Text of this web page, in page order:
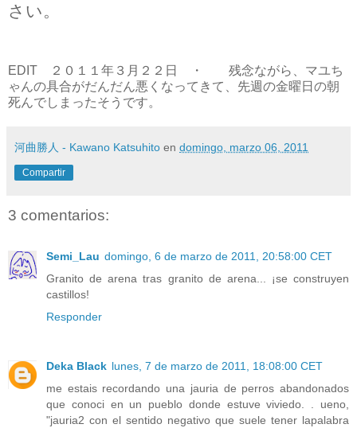
さい。
EDIT ２０１１年３月２２日 ・ 残念ながら、マユち
ゃんの具合がだんだん悪くなってきて、先週の金曜日の朝
死んでしまったそうです。
河曲勝人 - Kawano Katsuhito en domingo, marzo 06, 2011
Compartir
3 comentarios:
Semi_Lau domingo, 6 de marzo de 2011, 20:58:00 CET
Granito de arena tras granito de arena... ¡se construyen
castillos!
Responder
Deka Black lunes, 7 de marzo de 2011, 18:08:00 CET
me estais recordando una jauria de perros abandonados
que conoci en un pueblo donde estuve viviedo. . ueno,
"jauria2 con el sentido negativo que suele tener lapalabra